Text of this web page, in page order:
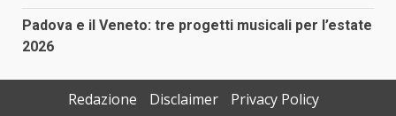
Padova e il Veneto: tre progetti musicali per l’estate
2026
Redazione Disclaimer Privacy Policy